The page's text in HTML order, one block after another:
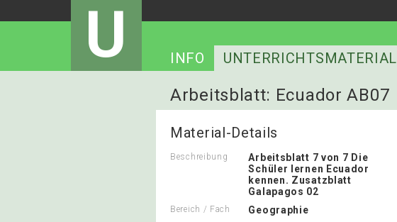
U INFO UNTERRICHTSMATERIAL
Arbeitsblatt: Ecuador AB07
Material-Details
Beschreibung
Arbeitsblatt 7 von 7 Die
Schüler lernen Ecuador
kennen. Zusatzblatt
Galapagos 02
Bereich / Fach Geographie